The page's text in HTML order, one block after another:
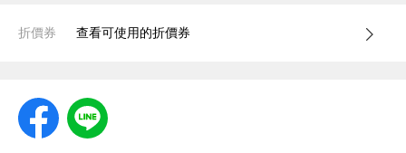
折價券 查看可使用的折價券